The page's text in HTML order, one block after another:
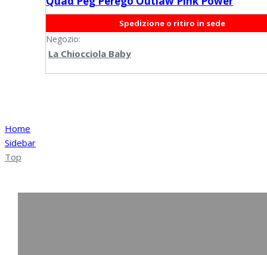
Spedizione o ritiro in sede
Negozio:
La Chiocciola Baby
Home
Sidebar
Top